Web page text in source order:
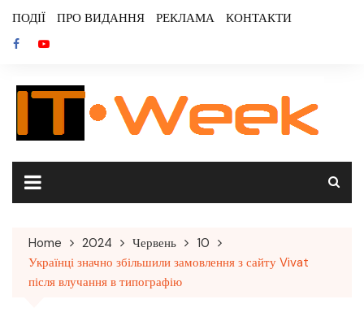
content
ПОДІЇ ПРО ВИДАННЯ РЕКЛАМА КОНТАКТИ
Home 2024 Червень
10
Українці значно збільшили замовлення з сайту Vivat
після влучання в типографію